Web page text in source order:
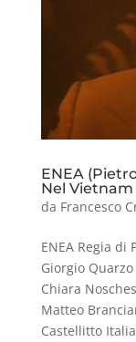
ENEA
Nel
da Francesco
ENEA Regia di
Giorgio
Chiara
Matteo
Castellitto